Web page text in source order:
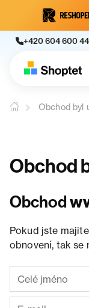
+420 604 600
Obchod byl
Obchod
Obchod
Pokud jste
obnovení, tak se